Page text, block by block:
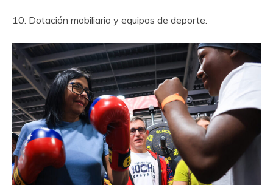
10. Dotación mobiliario y equipos de deporte.